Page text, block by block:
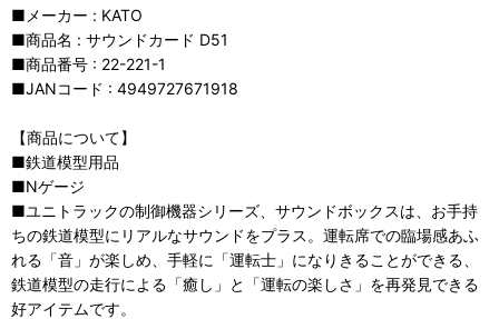
■メーカー : KATO
■商品名 : サウンドカード D51
■商品番号 : 22-221-1
■JANコード : 4949727671918
【商品について】
■鉄道模型用品
■Nゲージ
■ユニトラックの制御機器シリーズ、サウンドボックスは、お手持
ちの鉄道模型にリアルなサウンドをプラス。運転席での臨場感あふ
れる「音」が楽しめ、手軽に「運転士」になりきることができる、
鉄道模型の走行による「癒し」と「運転の楽しさ」を再発見できる
好アイテムです。